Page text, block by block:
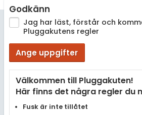
Godkänn
Jag har läst, förstår och
Pluggakutens regler
Ange uppgifter
Välkommen till Pluggakuten!
Här finns det några regler du
Fusk är inte tillåtet